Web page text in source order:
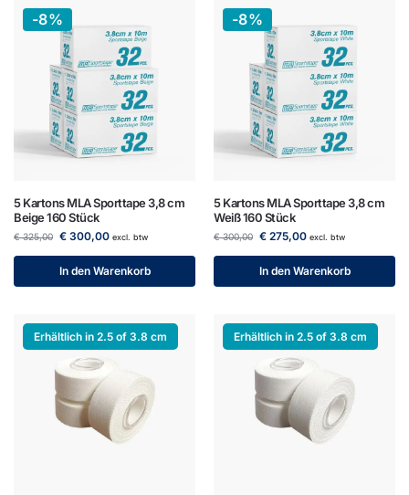
-8%
5 Kartons MLA Sporttape 3,8 cm
Beige 160 Stück
€325,00 € 300,00 excl. btw
In den Warenkorb
-8%
5 Kartons MLA Sporttape 3,8 cm
Weiß 160 Stück
€300,00 € 275,00 excl. btw
In den Warenkorb
Erhältlich in 2.5 of 3.8 cm Erhältlich in 2.5 of 3.8 cm